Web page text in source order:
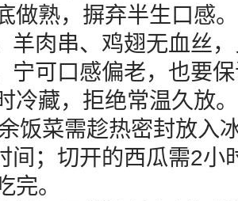
熟，摒弃半生口感
羊肉串、鸡翅无血丝
宁可口感偏老，也要
藏，拒绝常温久放
饭菜需趁热密封放入
间；切开的西瓜需2小
完。